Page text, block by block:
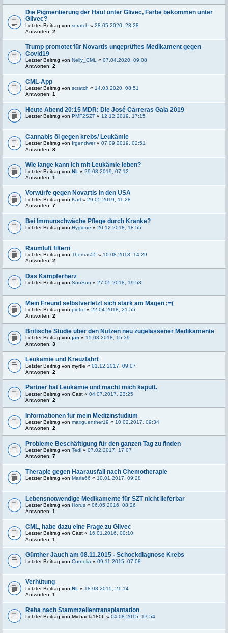
Die Pigmentierung der Haut unter Glivec, Farbe bekommen unter
Glivec?
Letzter Beitrag von scratch « 28.05.2020, 23:28
Antworten: 2
Trump promotet für Novartis ungeprüftes Medikament gegen
Covid19
Letzter Beitrag von Nelly_CML « 07.04.2020, 09:08
Antworten: 2
CML-App
Letzter Beitrag von scratch « 14.03.2020, 08:51
Antworten: 1
Heute Abend 20:15 MDR: Die José Carreras Gala 2019
Letzter Beitrag von PMF2SZT « 12.12.2019, 17:15
Cannabis öl gegen krebs/ Leukämie
Letzter Beitrag von Irgendwer« 07.09.2019, 02:51
Antworten: 8
Wie lange kann ich mit Leukämie leben?
Letzter Beitrag von NL « 29.08.2019, 07:12
Antworten: 1
Vorwürfe gegen Novartis in den USA
Letzter Beitrag von Karl « 29.05.2019, 11:28
Antworten: 7
Bei Immunschwäche Pflege durch Kranke?
Letzter Beitrag von Hygiene « 20.12.2018, 18:55
Raumluft filtern
Letzter Beitrag von Thomas55 « 10.08.2018, 14:29
Antworten: 2
Das Kämpferherz
Letzter Beitrag von SunSon « 27.05.2018, 19:53
Mein Freund selbstverletzt sich stark am Magen ;=(
Letzter Beitrag von pietro « 22.04.2018, 21:55
Antworten: 2
Britische Studie über den Nutzen neu zugelassener Medikamente
Letzter Beitrag von jan « 15.03.2018, 15:39
Antworten: 3
Leukämie und Kreuzfahrt
Letzter Beitrag von myrtle « 01.12.2017, 09:07
Antworten: 2
Partner hat Leukämie und macht mich kaputt.
Letzter Beitrag von Gast « 04.07.2017, 23:25
Antworten: 2
Informationen für mein Medizinstudium
Letzter Beitrag von maxguenther19 « 10.02.2017, 09:34
Antworten: 2
Probleme Beschäftigung für den ganzen Tag zu finden
Letzter Beitrag von Tedi « 07.02.2017, 17:07
Antworten: 7
Therapie gegen Haarausfall nach Chemotherapie
Letzter Beitrag von Maria66 « 10.01.2017, 09:28
Lebensnotwendige Medikamente für SZT nicht lieferbar
Letzter Beitrag von Horus « 06.05.2016, 08:26
Antworten: 1
CML, habe dazu eine Frage zu Glivec
Letzter Beitrag von Gast « 16.01.2016, 00:10
Antworten: 1
Günther Jauch am 08.11.2015 - Schockdiagnose Krebs
Letzter Beitrag von Cornelia « 09.11.2015, 07:08
Verhütung
Letzter Beitrag von NL « 18.08.2015, 21:14
Antworten: 1
Reha nach Stammzellentransplantation
Letzter Beitrag von Michaela1806 « 04.08.2015, 17:54